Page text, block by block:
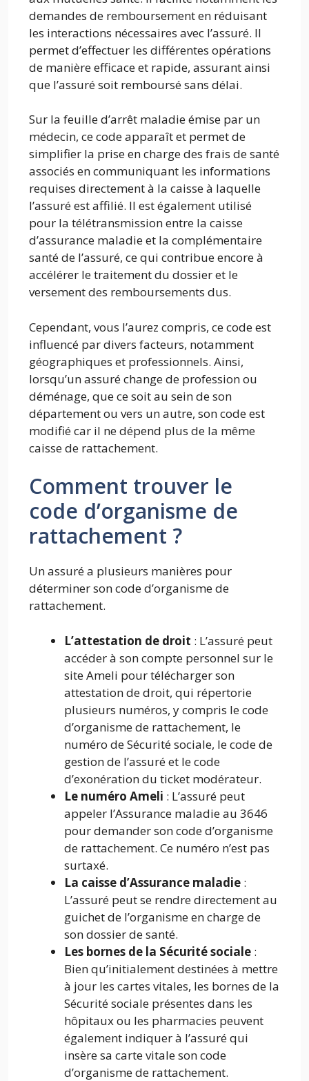
demandes de remboursement en réduisant
les interactions nécessaires avec l’assuré. Il
permet d’effectuer les différentes opérations
de manière efficace et rapide, assurant ainsi
que l’assuré soit remboursé sans délai.
Sur la feuille d’arrêt maladie émise par un
médecin, ce code apparaît et permet de
simplifier la prise en charge des frais de santé
associés en communiquant les informations
requises directement à la caisse à laquelle
l’assuré est affilié. Il est également utilisé
pour la télétransmission entre la caisse
d’assurance maladie et la complémentaire
santé de l’assuré, ce qui contribue encore à
accélérer le traitement du dossier et le
versement des remboursements dus.
Cependant, vous l’aurez compris, ce code est
influencé par divers facteurs, notamment
géographiques et professionnels. Ainsi,
lorsqu’un assuré change de profession ou
déménage, que ce soit au sein de son
département ou vers un autre, son code est
modifié car il ne dépend plus de la même
caisse de rattachement.
Comment trouver le
code d’organisme de
rattachement ?
Un assuré a plusieurs manières pour
déterminer son code d’organisme de
rattachement.
L’attestation de droit : L’assuré peut
accéder à son compte personnel sur le
site Ameli pour télécharger son
attestation de droit, qui répertorie
plusieurs numéros, y compris le code
d’organisme de rattachement, le
numéro de Sécurité sociale, le code de
gestion de l’assuré et le code
d’exonération du ticket modérateur.
Le numéro Ameli : L’assuré peut
appeler l’Assurance maladie au 3646
pour demander son code d’organisme
de rattachement. Ce numéro n’est pas
surtaxé.
La caisse d’Assurance maladie :
L’assuré peut se rendre directement au
guichet de l’organisme en charge de
son dossier de santé.
Les bornes de la Sécurité sociale :
Bien qu’initialement destinées à mettre
à jour les cartes vitales, les bornes de la
Sécurité sociale présentes dans les
hôpitaux ou les pharmacies peuvent
également indiquer à l’assuré qui
insère sa carte vitale son code
d’organisme de rattachement.